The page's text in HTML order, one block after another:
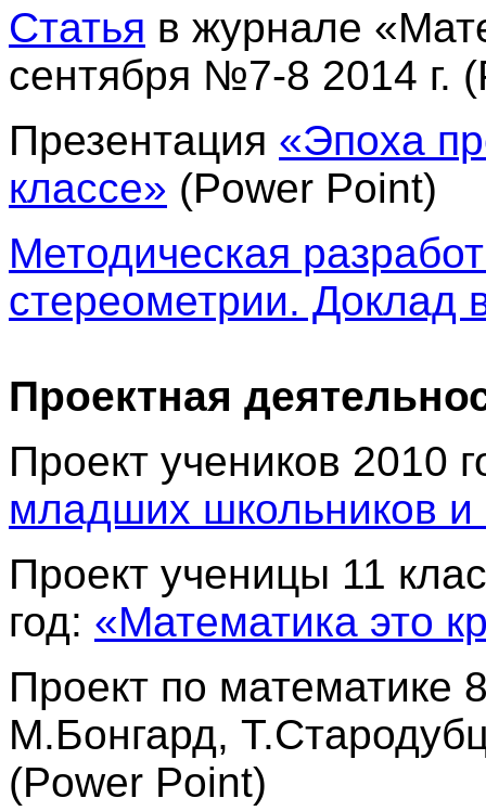
Статья в журнале
сентября №7-8 2014 г.
Презентация «Эпоха
классе» (Power Point)
Методическая
стереометрии. Доклад
Проектная
Проект учеников 2010
младших школьников и
Проект ученицы 11
год: «Математика это
Проект по математике
М.Бонгард,
(Power Point)